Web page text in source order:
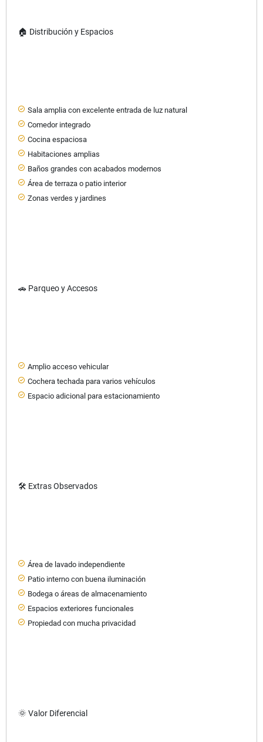
🏠 Distribución y Espacios
Sala amplia con excelente entrada de luz natural
Comedor integrado
Cocina espaciosa
Habitaciones amplias
Baños grandes con acabados modernos
Área de terraza o patio interior
Zonas verdes y jardines
🚗 Parqueo y Accesos
Amplio acceso vehicular
Cochera techada para varios vehículos
Espacio adicional para estacionamiento
🛠 Extras Observados
Área de lavado independiente
Patio interno con buena iluminación
Bodega o áreas de almacenamiento
Espacios exteriores funcionales
Propiedad con mucha privacidad
🌞 Valor Diferencial